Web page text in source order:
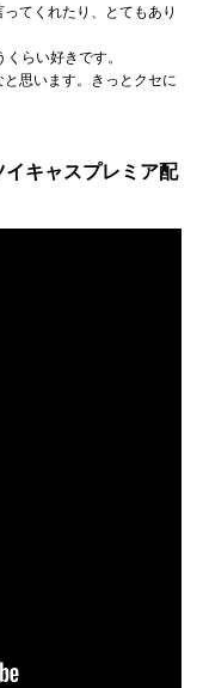
てくれたり、とてもあり
らい好きです。
思います。きっとクセに
イキャスプレミア配